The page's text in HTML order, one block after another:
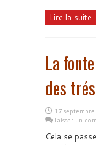
Lire la suite...
La
des
17
Laisser un
Cela se